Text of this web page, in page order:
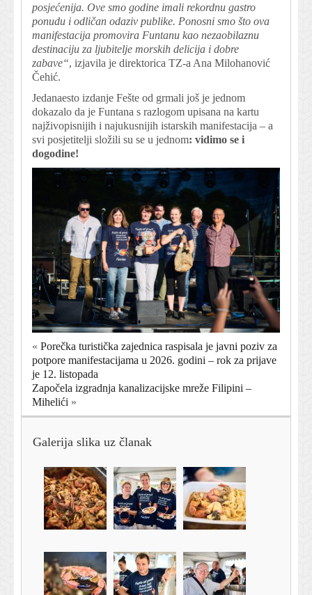
posjećenija. Ove smo godine imali rekordnu gastro
ponudu i odličan odaziv publike. Ponosni smo što ova
manifestacija promovira Funtanu kao nezaobilaznu
destinaciju za ljubitelje morskih delicija i dobre
zabave“, izjavila je direktorica TZ-a Ana Milohanović
Čehić.
Jedanaesto izdanje Fešte od grmali još je jednom
dokazalo da je Funtana s razlogom upisana na kartu
najživopisnijih i najukusnijih istarskih manifestacija – a
svi posjetitelji složili su se u jednom: vidimo se i
dogodine!
« Porečka turistička zajednica raspisala je javni poziv za
potpore manifestacijama u 2026. godini – rok za prijave
je 12. listopada
Započela izgradnja kanalizacijske mreže Filipini –
Mihelići »
Galerija slika uz članak